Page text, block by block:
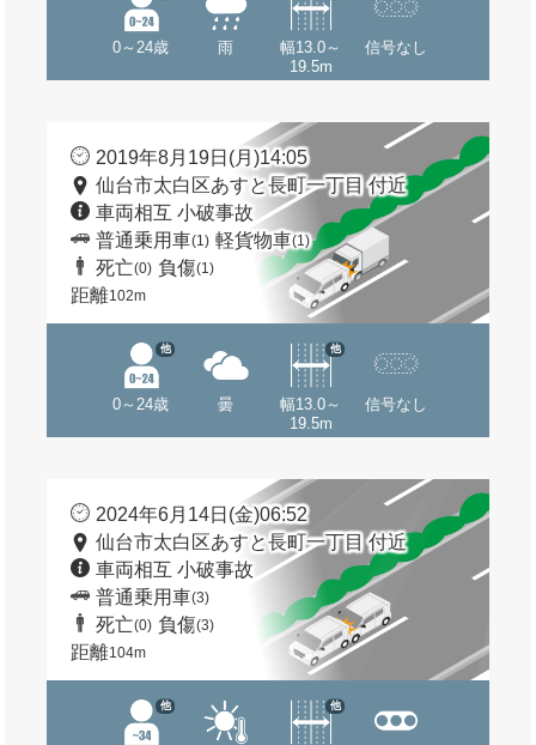
0～24歳 雨
幅13.0～
19.5m
信号なし
2019年8月19日(月)14:05
仙台市太白区あすと長町一丁目 付近
車両相互 小破事故
普通乗用車(1) 軽貨物車(1)
死亡(0) 負傷(1)
距離102m
0～24歳
他
曇
幅13.0～
19.5m
他
信号なし
2024年6月14日(金)06:52
仙台市太白区あすと長町一丁目 付近
車両相互 小破事故
普通乗用車(3)
死亡(0) 負傷(3)
距離104m
他 他